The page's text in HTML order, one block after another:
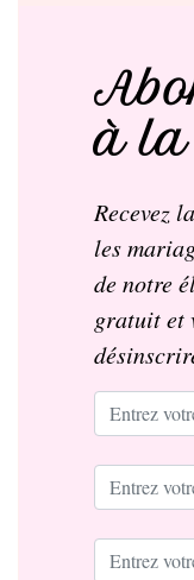
à la
Recevez
les
de notre
gratuit et